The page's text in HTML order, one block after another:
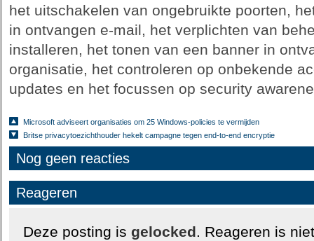
het uitschakelen van ongebruikte poorten,
in ontvangen e-mail, het verplichten van
installeren, het tonen van een banner in
organisatie, het controleren op onbekende
updates en het focussen op security
Microsoft adviseert organisaties om 25 Windows-policies te vermijden
Britse privacytoezichthouder hekelt campagne tegen end-to-end encryptie
Nog geen reacties
Reageren
Deze posting is gelocked. Reageren is